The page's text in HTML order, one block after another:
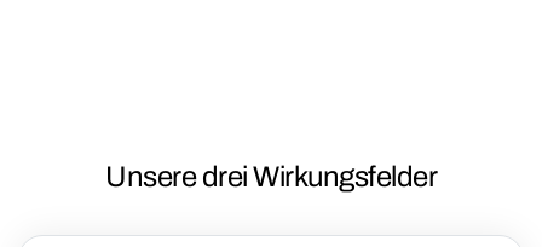
Unsere drei Wirkungsfelder